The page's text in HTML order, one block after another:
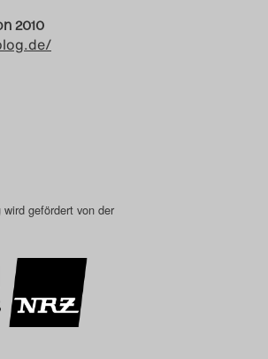
Blog
2020
Blog
2021
2010
gefördert von der